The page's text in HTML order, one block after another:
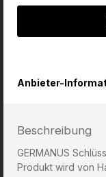
Anbieter-
Beschreibung
GERMANUS
Produkt wird von